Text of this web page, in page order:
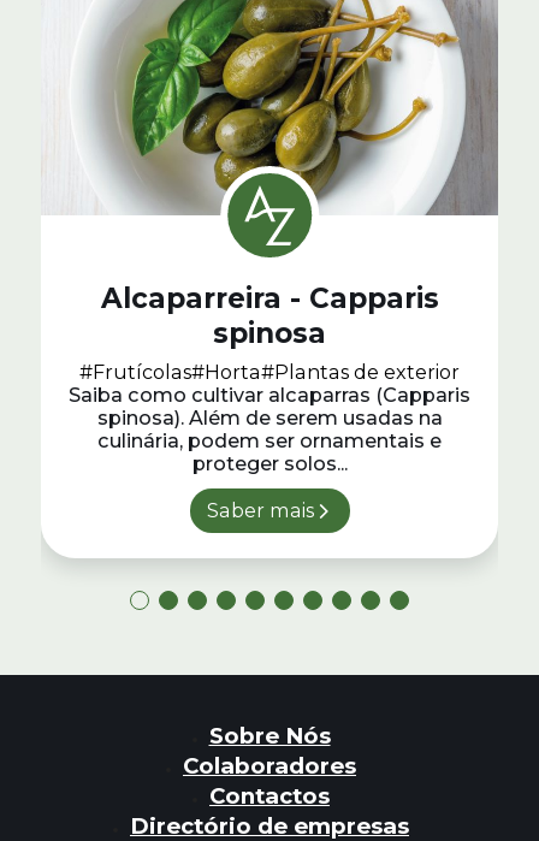
Alcaparreira - Capparis
spinosa
#Frutícolas#Horta#Plantas de exterior
Saiba como cultivar alcaparras (Capparis
spinosa). Além de serem usadas na
culinária, podem ser ornamentais e
proteger solos...
Saber mais
Sobre Nós
Colaboradores
Contactos
Directório de empresas